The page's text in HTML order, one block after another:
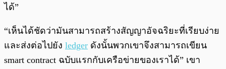
ได้”
“เห็นได้ชัดว่ามันสามารถสร้างสัญญาอัจฉริยะที่เรียบง่าย
และส่งต่อไปยัง ledger ดังนั้นพวกเขาจึงสามารถเขียน
smart contract ฉบับแรกกับเครือข่ายของเราได้” เขา